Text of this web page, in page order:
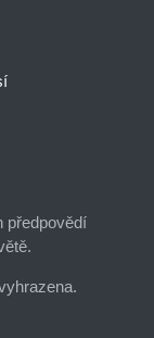
předpovědí